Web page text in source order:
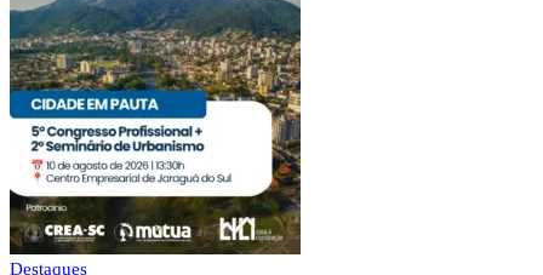
Destaques